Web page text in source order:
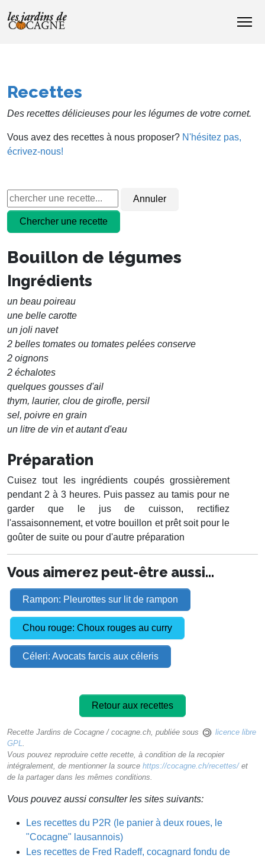
Recettes
Des recettes délicieuses pour les légumes de votre cornet.
Vous avez des recettes à nous proposer? N'hésitez pas,
écrivez-nous!
Bouillon de légumes
Ingrédients
un beau poireau
une belle carotte
un joli navet
2 belles tomates ou tomates pelées conserve
2 oignons
2 échalotes
quelques gousses d'ail
thym, laurier, clou de girofle, persil
sel, poivre en grain
un litre de vin et autant d'eau
Préparation
Cuisez tout les ingrédients coupés grossièrement
pendant 2 à 3 heures. Puis passez au tamis pour ne
garder que le jus de cuisson, rectifiez
l'assaisonnement, et votre bouillon et prêt soit pour le
goûter de suite ou pour d'autre préparation
Vous aimerez peut-être aussi...
Rampon: Pleurottes sur lit de rampon
Chou rouge: Choux rouges au curry
Céleri: Avocats farcis aux céleris
Retour aux recettes
Recette Jardins de Cocagne / cocagne.ch, publiée sous
licence libre
GPL
Vous pouvez reproduire cette recette, à condition de la recopier
intégralement, de mentionner la source https://cocagne.ch/recettes/et
de la partager dans les mêmes conditions.
Vous pouvez aussi consulter les sites suivants:
Les recettes du P2R (le panier à deux roues, le
"Cocagne" lausannois)
Les recettes de Fred Radeff, cocagnard fondu de